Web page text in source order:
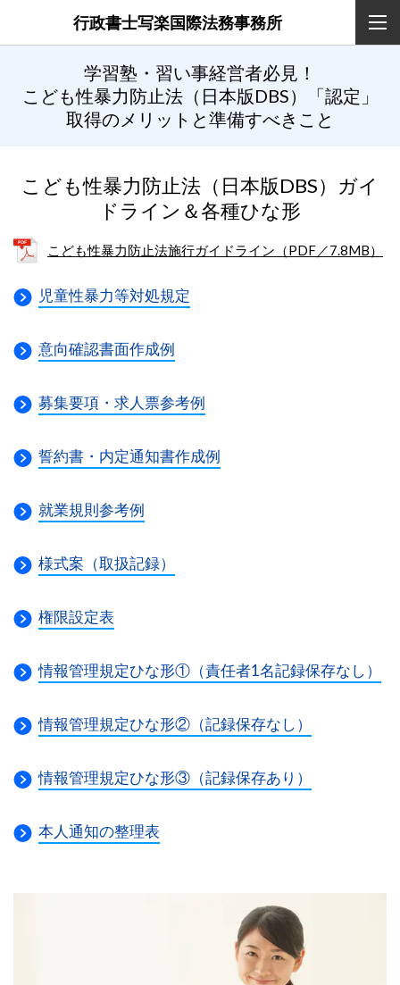
行政書士写楽国際法務事務所
学習塾・習い事経営者必見！
こども性暴力防止法（日本版DBS）「認定」
取得のメリットと準備すべきこと
こども性暴力防止法（日本版DBS）ガイ
ドライン＆各種ひな形
こども性暴力防止法施行ガイドライン（PDF／7.8MB）
児童性暴力等対処規定
意向確認書面作成例
募集要項・求人票参考例
誓約書・内定通知書作成例
就業規則参考例
様式案（取扱記録）
権限設定表
情報管理規定ひな形①（責任者1名記録保存なし）
情報管理規定ひな形②（記録保存なし）
情報管理規定ひな形③（記録保存あり）
本人通知の整理表